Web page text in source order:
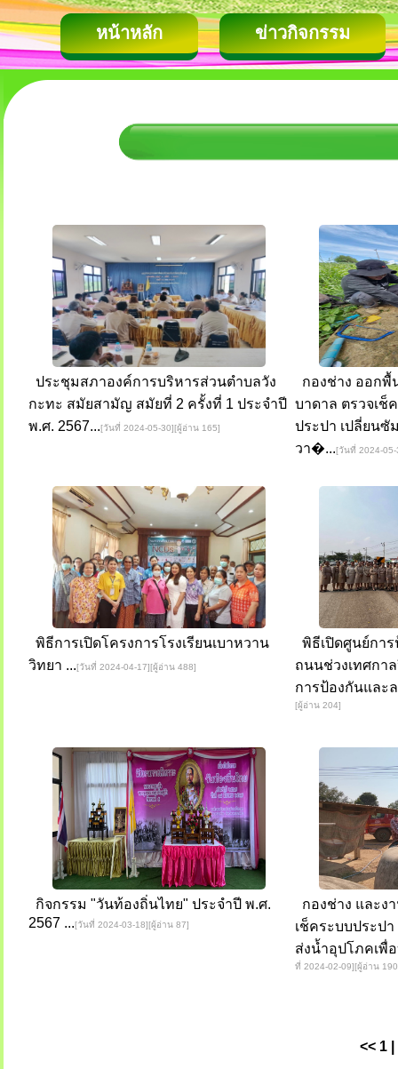
หน้าหลัก ข่าวกิจกรรม
ประชุมสภาองค์การบริหารส่วนตำบลวัง
กะทะ สมัยสามัญ สมัยที่ 2 ครั้งที่ 1 ประจำปี
พ.ศ. 2567...[วันที่ 2024-05-30][ผู้อ่าน 165]
กองช่าง ออกพื้
บาดาล ตรวจเช็
ประปา เปลี่ยนซั
วา�...[วันที่ 2024-
พิธีการเปิดโครงการโรงเรียนเบาหวาน
วิทยา ...[วันที่ 2024-04-17][ผู้อ่าน 488]
พิธีเปิดศูนย์กา
ถนนช่วงเทศกา
การป้องกันและ
[ผู้อ่าน 204]
กิจกรรม "วันท้องถิ่นไทย" ประจำปี พ.ศ.
2567 ...[วันที่ 2024-03-18][ผู้อ่าน 87]
กองช่าง และง
เช็คระบบประป
ส่งน้ำอุปโภคเพื่
ที่ 2024-02-09][ผู้อ่าน
<< 1